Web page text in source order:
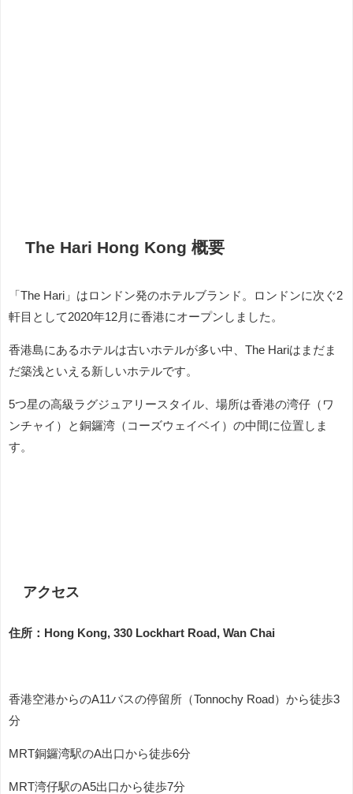
The Hari Hong Kong 概要
「The Hari」はロンドン発のホテルブランド。ロンドンに次ぐ2
軒目として2020年12月に香港にオープンしました。
香港島にあるホテルは古いホテルが多い中、The Hariはまだま
だ築浅といえる新しいホテルです。
5つ星の高級ラグジュアリースタイル、場所は香港の湾仔（ワ
ンチャイ）と銅鑼湾（コーズウェイベイ）の中間に位置しま
す。
アクセス
住所：Hong Kong, 330 Lockhart Road, Wan Chai
香港空港からのA11バスの停留所（Tonnochy Road）から徒歩3
分
MRT銅鑼湾駅のA出口から徒歩6分
MRT湾仔駅のA5出口から徒歩7分